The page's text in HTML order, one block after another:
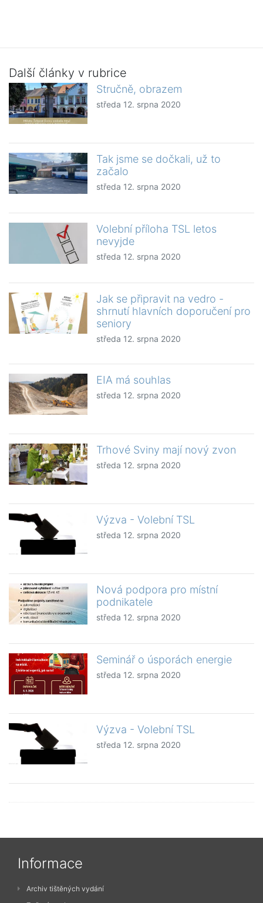
Další články v rubrice
Stručně, obrazem
středa 12. srpna 2020
Tak jsme se dočkali, už to
začalo
středa 12. srpna 2020
Volební příloha TSL letos
nevyjde
středa 12. srpna 2020
Jak se připravit na vedro -
shrnutí hlavních doporučení pro
seniory
středa 12. srpna 2020
EIA má souhlas
středa 12. srpna 2020
Trhové Sviny mají nový zvon
středa 12. srpna 2020
Výzva - Volební TSL
středa 12. srpna 2020
Nová podpora pro místní
podnikatele
středa 12. srpna 2020
Seminář o úsporách energie
středa 12. srpna 2020
Výzva - Volební TSL
středa 12. srpna 2020
Informace
Archiv tištěných vydání